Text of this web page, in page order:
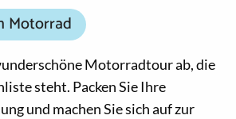
Motorrad
Motorradtour ab, die
steht. Packen Sie Ihre
und machen Sie sich auf zur